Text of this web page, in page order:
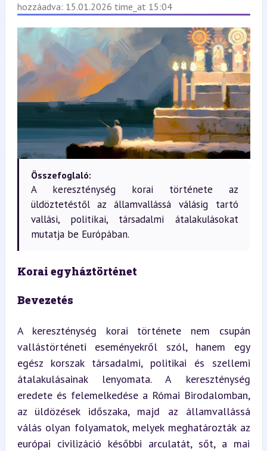
hozzáadva: 15.01.2026 time_at 15:04
Összefoglaló:
A kereszténység korai története az
üldöztetéstől az államvallássá válásig tartó
vallási, politikai, társadalmi átalakulásokat
mutatja be Európában.
Korai egyháztörténet
Bevezetés
A kereszténység korai története nem csupán
vallástörténeti eseményekről szól, hanem egy
egész korszak társadalmi, politikai és szellemi
átalakulásainak lenyomata. A kereszténység
eredete és felemelkedése a Római Birodalomban,
az üldözések időszaka, majd az államvallássá
válás olyan folyamatok, melyek meghatározták az
európai civilizáció későbbi arculatát, sőt, a mai